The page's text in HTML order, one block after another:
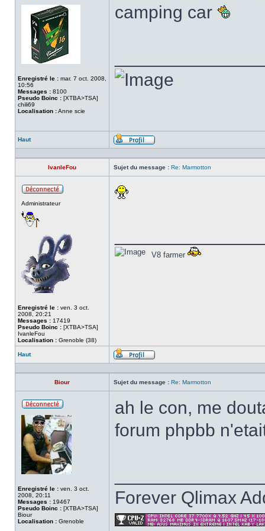
Enregistré le : mar. 7 oct. 2008,
10:56
Messages : 8100
Pseudo Boinc : [XTBA>TSA]
chili69
Localisation :Anne scie
camping car
Haut
Profil
IvanleFou Sujet du message : Re: Marmotton
Administrateur
Enregistré le : ven. 3 oct.
2008, 20:21
Messages : 17419
Pseudo Boinc : [XTBA>TSA]
IvanleFou
Localisation : Grenoble (38)
V8 farmer
Haut
Profil
Biour Sujet du message : Re: Marmotton
ligne
Enregistré le : ven. 3 oct.
2008, 20:11
Messages : 19467
Pseudo Boinc : [XTBA>TSA]
Biour
Localisation : Grenoble
ah le con, me
forum phpbb
Forever Qlimax